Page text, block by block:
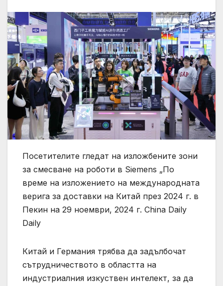
Посетителите гледат на изложбените зони
за смесване на роботи в Siemens „По
време на изложението на международната
верига за доставки на Китай през 2024 г. в
Пекин на 29 ноември, 2024 г. China Daily
Daily
Китай и Германия трябва да задълбочат
сътрудничеството в областта на
индустриалния изкуствен интелект, за да